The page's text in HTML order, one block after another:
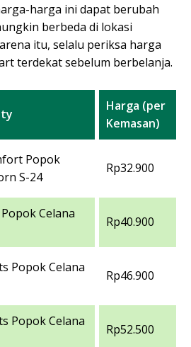
harga ini dapat berubah
berbeda di lokasi
itu, selalu periksa harga
terdekat sebelum berbelanja.
Harga (per
Kemasan)
Popok
S-24
Rp32.900
Celana
Rp40.900
Popok Celana
Rp46.900
Popok Celana
Rp52.500